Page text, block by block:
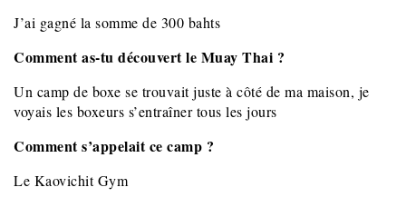
J’ai gagné la somme de 300 bahts
Comment as-tu découvert le Muay Thai ?
Un camp de boxe se trouvait juste à côté de ma maison, je
voyais les boxeurs s’entraîner tous les jours
Comment s’appelait ce camp ?
Le Kaovichit Gym